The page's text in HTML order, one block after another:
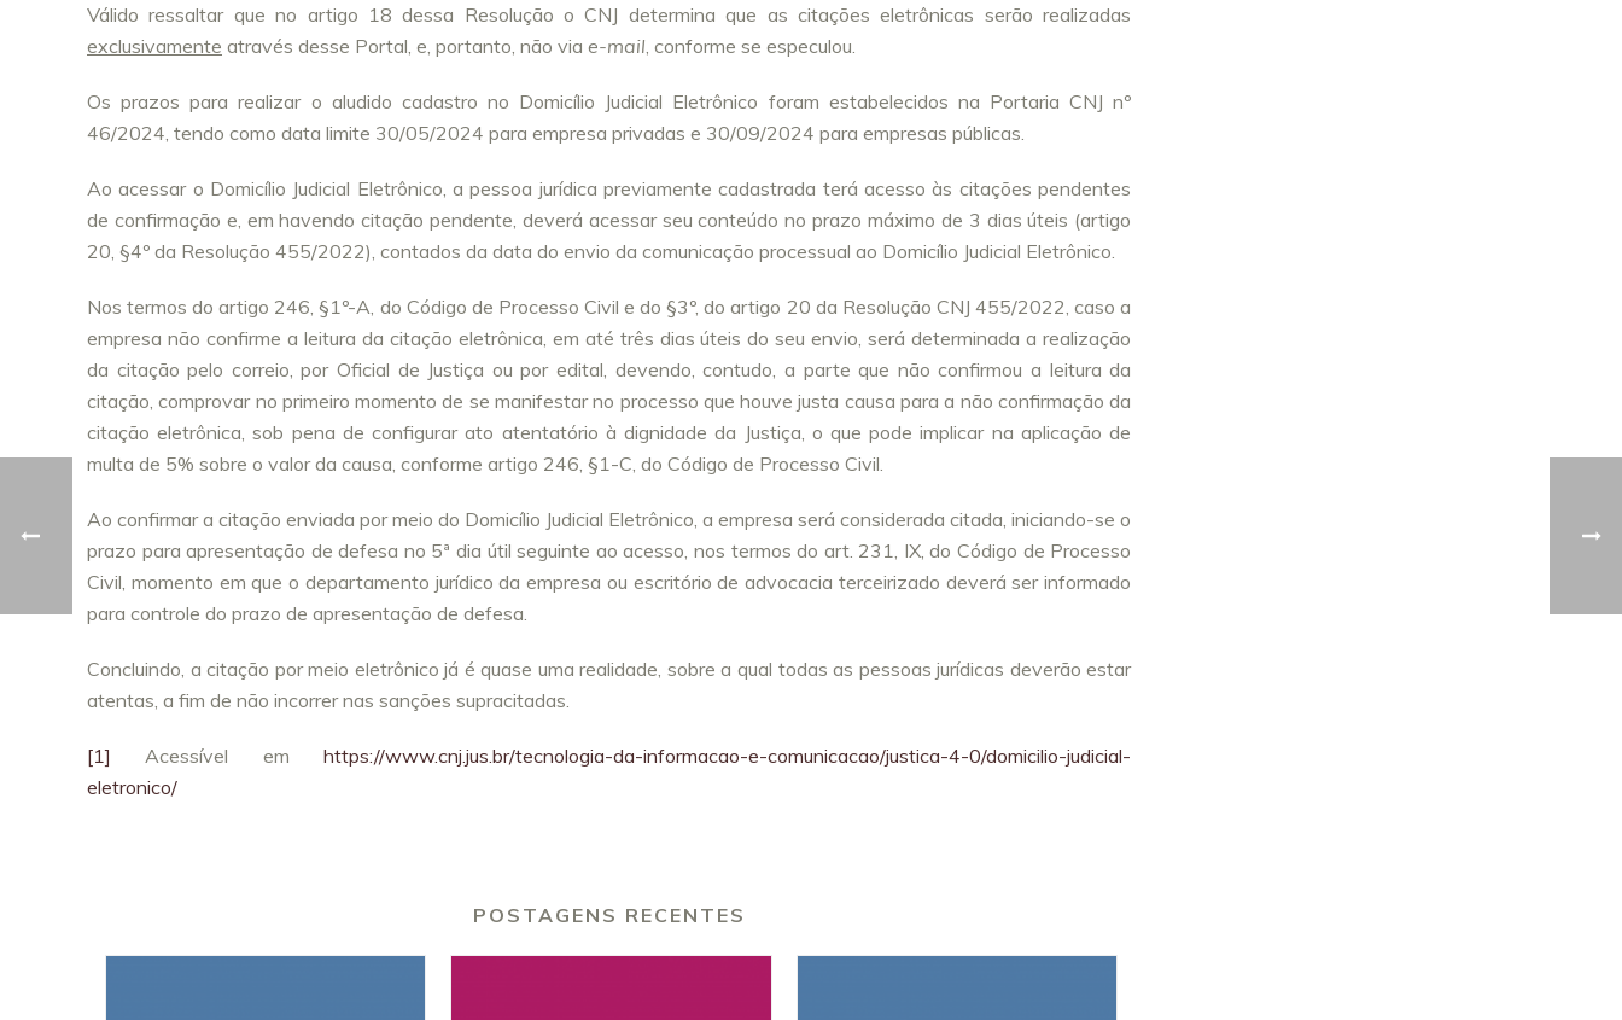
Válido ressaltar que no artigo 18 dessa Resolução o CNJ determina que as citações eletrônicas serão realizadas
exclusivamente através desse Portal, e, portanto, não via e-mail, conforme se especulou.
Os prazos para realizar o aludido cadastro no Domicílio Judicial Eletrônico foram estabelecidos na Portaria CNJ nº
46/2024, tendo como data limite 30/05/2024 para empresa privadas e 30/09/2024 para empresas públicas.
Ao acessar o Domicílio Judicial Eletrônico, a pessoa jurídica previamente cadastrada terá acesso às citações pendentes
de confirmação e, em havendo citação pendente, deverá acessar seu conteúdo no prazo máximo de 3 dias úteis (artigo
20, §4º da Resolução 455/2022), contados da data do envio da comunicação processual ao Domicílio Judicial Eletrônico.
Nos termos do artigo 246, §1º-A, do Código de Processo Civil e do §3º, do artigo 20 da Resolução CNJ 455/2022, caso a
empresa não confirme a leitura da citação eletrônica, em até três dias úteis do seu envio, será determinada a realização
da citação pelo correio, por Oficial de Justiça ou por edital, devendo, contudo, a parte que não confirmou a leitura da
citação, comprovar no primeiro momento de se manifestar no processo que houve justa causa para a não confirmação da
citação eletrônica, sob pena de configurar ato atentatório à dignidade da Justiça, o que pode implicar na aplicação de
multa de 5% sobre o valor da causa, conforme artigo 246, §1-C, do Código de Processo Civil.
Ao confirmar a citação enviada por meio do Domicílio Judicial Eletrônico, a empresa será considerada citada, iniciando-se o
prazo para apresentação de defesa no 5ª dia útil seguinte ao acesso, nos termos do art. 231, IX, do Código de Processo
Civil, momento em que o departamento jurídico da empresa ou escritório de advocacia terceirizado deverá ser informado
para controle do prazo de apresentação de defesa.
Concluindo, a citação por meio eletrônico já é quase uma realidade, sobre a qual todas as pessoas jurídicas deverão estar
atentas, a fim de não incorrer nas sanções supracitadas.
[1] Acessível emhttps://www.cnj.jus.br/tecnologia-da-informacao-e-comunicacao/justica-4-0/domicilio-judicial-
eletronico/
POSTAGENS RECENTES